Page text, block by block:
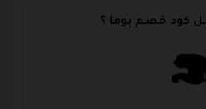
كود خصم بوما ؟